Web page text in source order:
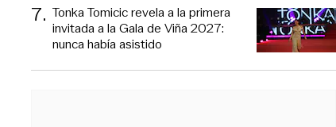
7. Tonka Tomicic revela a la primera
invitada a la Gala de Viña 2027:
nunca había asistido